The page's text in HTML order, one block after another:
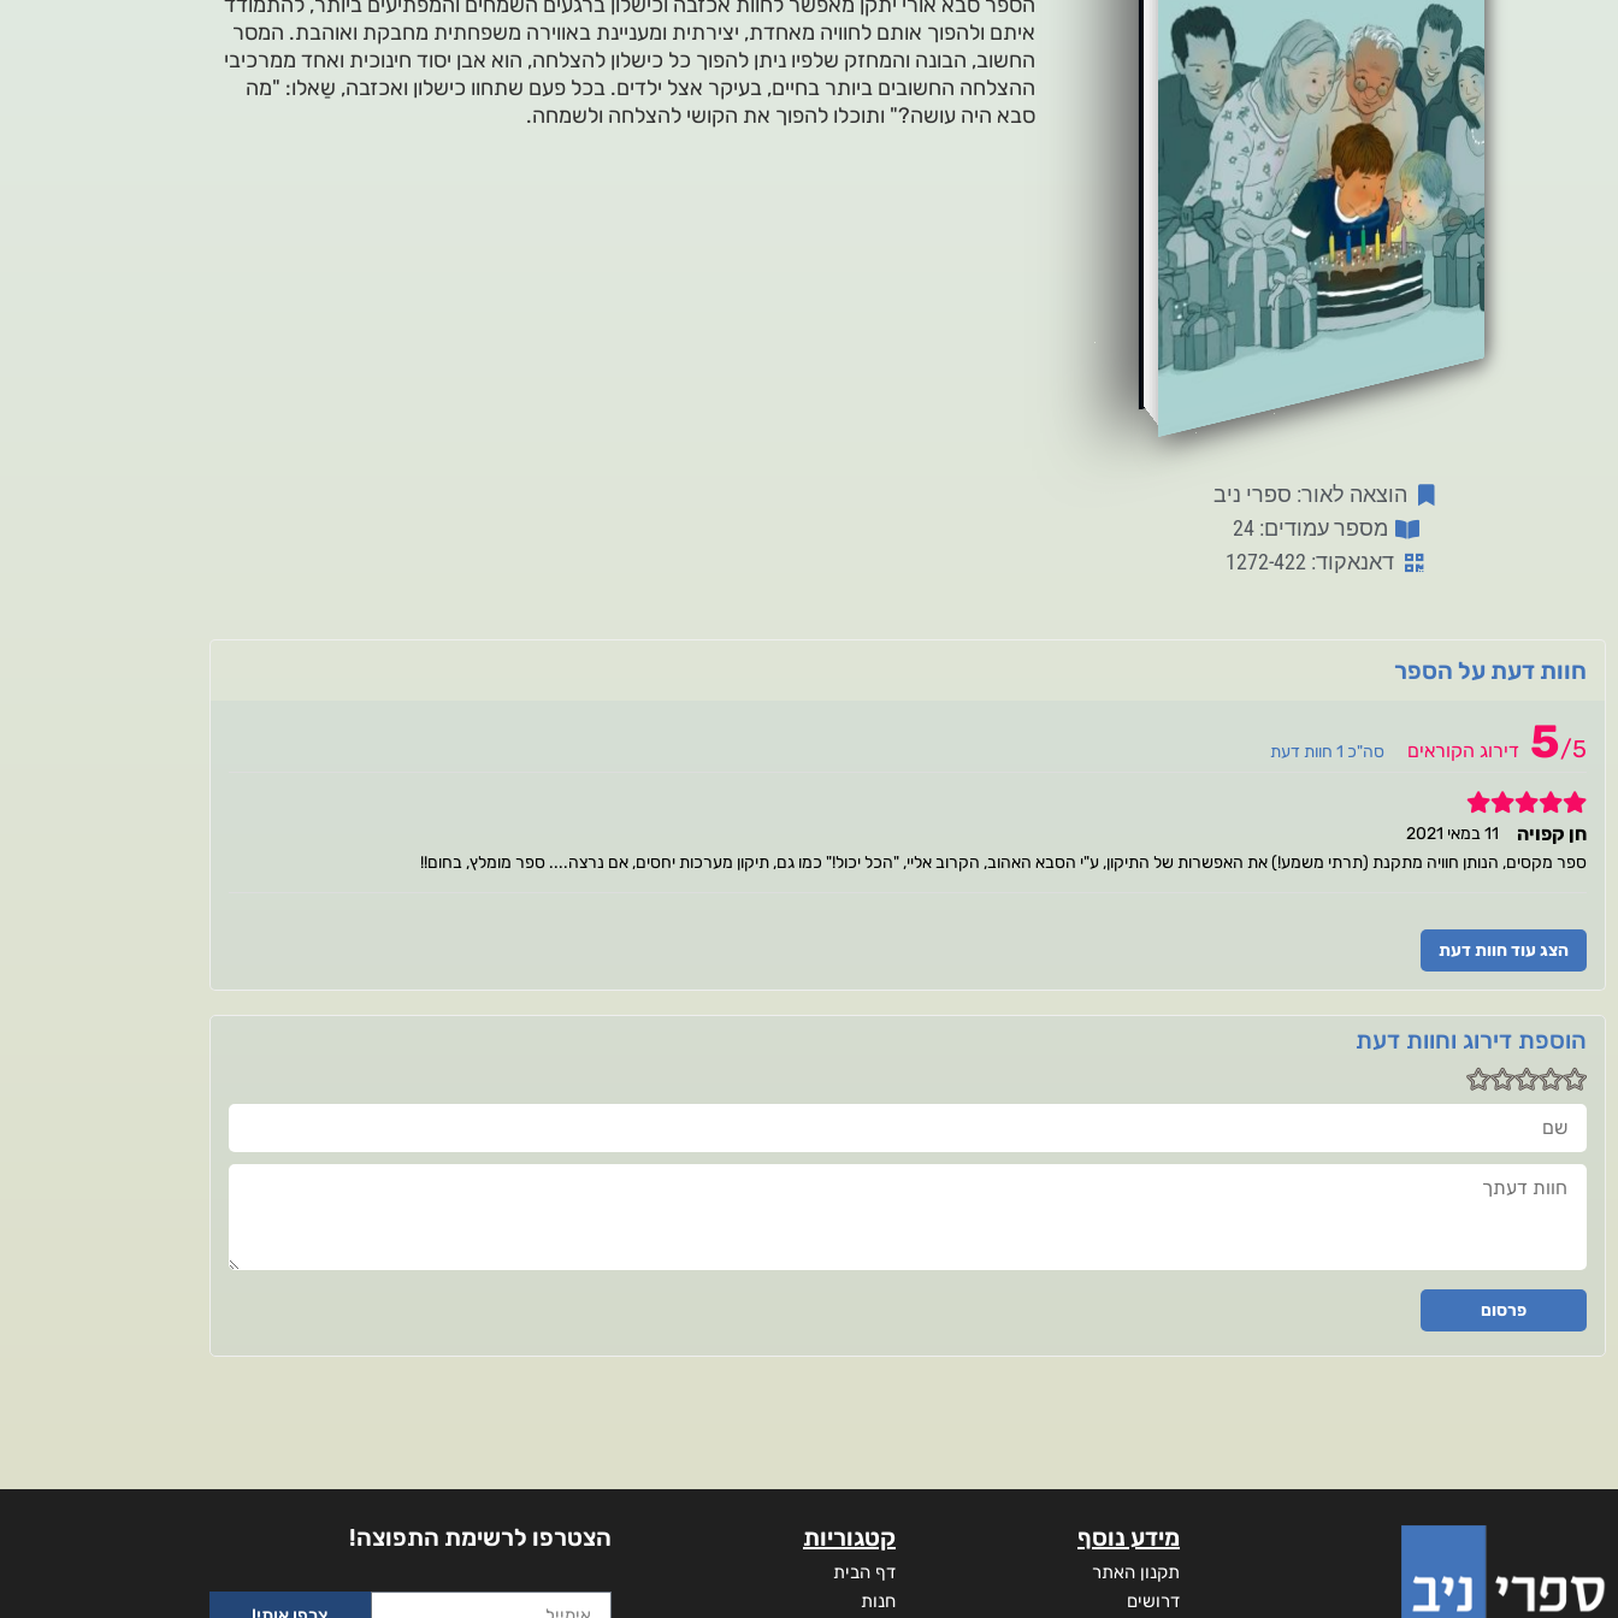
הוצאה לאור: ספרי ניב
מספר עמודים: 24
דאנאקוד: 1272-422
איתם ולהפוך אותם לחוויה מאחדת, יצירתית ומעניינת באווירה משפחתית מחבקת ואוהבת. המסר
החשוב, הבונה והמחזק שלפיו ניתן להפוך כל כישלון להצלחה, הוא אבן יסוד חינוכית ואחד ממרכיבי
ההצלחה החשובים ביותר בחיים, בעיקר אצל ילדים. בכל פעם שתחוו כישלון ואכזבה, שַאלו: "מה
סבא היה עושה?" ותוכלו להפוך את הקושי להצלחה ולשמחה.
חוות דעת על הספר
5/5 דירוג הקוראים סה"כ 1 חוות דעת
5
חן קפויה
11 במאי 2021
ספר מקסים, הנותן חוויה מתקנת (תרתי משמע!) את האפשרות של התיקון, ע"י הסבא האהוב, הקרוב אליי, "הכל יכול!" כמו גם, תיקון מערכות יחסים, אם נרצה.... ספר מומלץ, בחום!!
הצג עוד חוות דעת
הוספת דירוג וחוות דעת
שם
חוות דעתך
פרסום
מידע נוסף
תקנון האתר
דרושים
קטגוריות
דף הבית
חנות
הצטרפו לרשימת התפוצה!